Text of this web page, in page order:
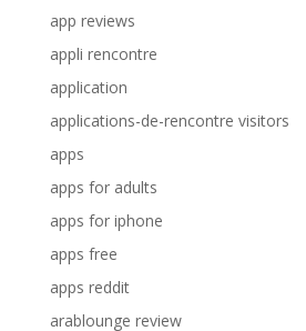
app reviews
appli rencontre
application
applications-de-rencontre visitors
apps
apps for adults
apps for iphone
apps free
apps reddit
arablounge review